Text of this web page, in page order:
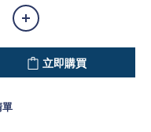
立即購買
單